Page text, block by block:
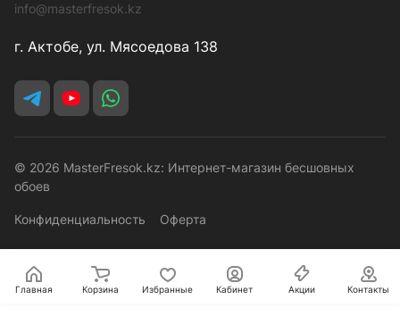
info@masterfresok.kz
г. Актобе, ул. Мясоедова 138
© 2026 MasterFresok.kz: Интернет-магазин бесшовных
обоев
Конфиденциальность Оферта
Главная Корзина Избранные Кабинет Акции Контакты